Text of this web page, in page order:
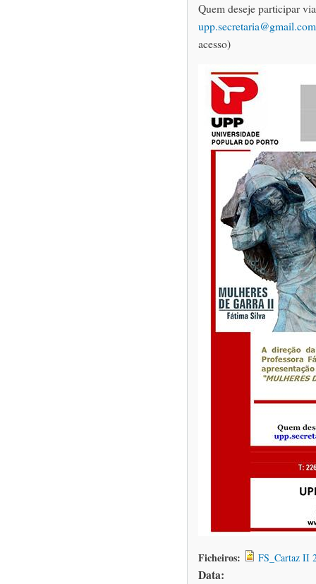
Quem deseje participar
upp.secretaria@gmail.com
acesso)
Ficheiros: FS_Cartaz II
Data: